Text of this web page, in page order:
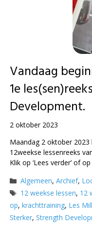
Vandaag
1e
Development.
2 oktober 2023
Maandag 2 oktober
12weekse lessenreeks
Klik op ‘Lees verder’ of
Categorieën
Algemeen,Archief,
Tags
12 weekse lessen, 12
op, krachttraining, Les
Sterker, Strength